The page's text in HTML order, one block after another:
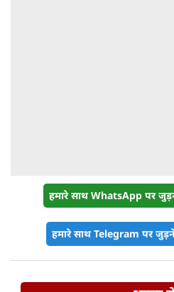
हमारे साथ WhatsApp पर
हमारे साथ Telegram पर